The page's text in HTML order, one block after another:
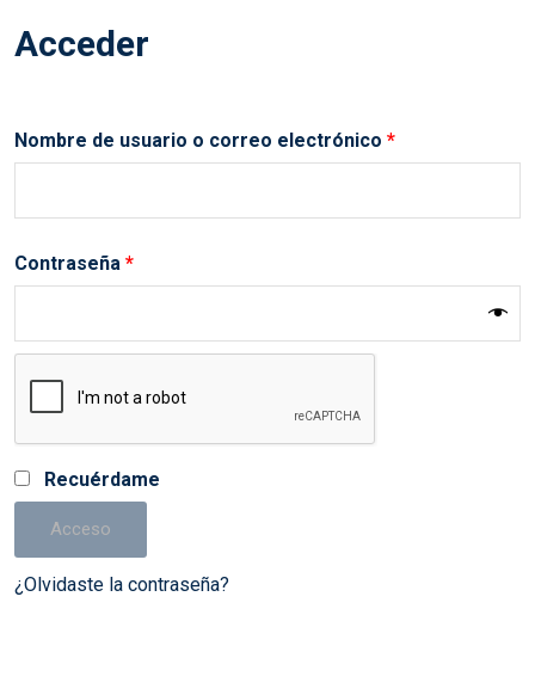
Acceder
Nombre de usuario o correo electrónico *Obligatorio
Contraseña *Obligatorio
Recuérdame
Acceso
¿Olvidaste la contraseña?